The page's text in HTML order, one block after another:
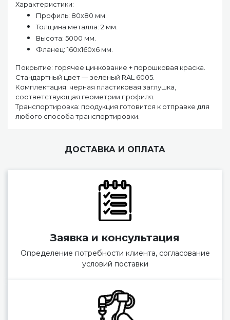
Характеристики:
Профиль: 80х80 мм.
Толщина металла: 2 мм.
Высота: 5000 мм.
Фланец: 160х160х6 мм.
Покрытие: горячее цинкование + порошковая краска.
Стандартный цвет — зеленый RAL 6005.
Комплектация: черная пластиковая заглушка,
соответствующая геометрии профиля.
Транспортировка: продукция готовится к отправке для
любого способа транспортировки.
ДОСТАВКА И ОПЛАТА
Заявка и консультация
Определение потребности клиента, согласование
условий поставки